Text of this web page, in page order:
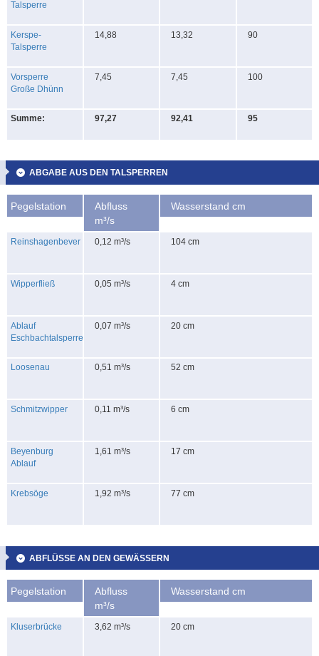
Talsperre
Kerspe-
Talsperre
14,88 13,32 90
Vorsperre
Große Dhünn
7,45 7,45 100
Summe: 97,27 92,41 95
ABGABE AUS DEN TALSPERREN
Pegelstation
Abfluss
m³/s
Wasserstand cm
Reinshagenbever 0,12 m³/s 104 cm
Wipperfließ 0,05 m³/s 4 cm
Ablauf
Eschbachtalsperre
0,07 m³/s 20 cm
Loosenau 0,51 m³/s 52 cm
Schmitzwipper 0,11 m³/s 6 cm
Beyenburg
Ablauf
1,61 m³/s 17 cm
Krebsöge 1,92 m³/s 77 cm
ABFLÜSSE AN DEN GEWÄSSERN
Pegelstation
Abfluss
m³/s
Wasserstand cm
Kluserbrücke 3,62 m³/s 20 cm